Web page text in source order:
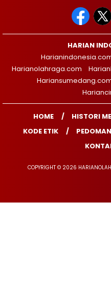
HARIAN
Harianolahraga.com
HOME HISTORI
KODE ETIK
COPYRIGHT © 2026